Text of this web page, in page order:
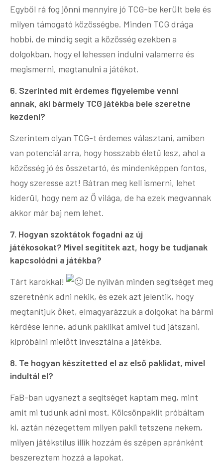
Egyből rá fog jönni mennyire jó TCG-be került bele és
milyen támogató közösségbe. Minden TCG drága
hobbi, de mindig segít a közösség ezekben a
dolgokban, hogy el lehessen indulni valamerre és
megismerni, megtanulni a játékot.
6. Szerinted mit érdemes figyelembe venni
annak, aki bármely TCG játékba bele szeretne
kezdeni?
Szerintem olyan TCG-t érdemes választani, amiben
van potenciál arra, hogy hosszabb életű lesz, ahol a
közösség jó és összetartó, és mindenképpen fontos,
hogy szeresse azt! Bátran meg kell ismerni, lehet
kiderül, hogy nem az Ő világa, de ha ezek megvannak
akkor már baj nem lehet.
7. Hogyan szoktátok fogadni az új
játékosokat? Mivel segítitek azt, hogy be tudjanak
kapcsolódni a játékba?
Tárt karokkal!
De nyilván minden segítséget meg
szeretnénk adni nekik, és ezek azt jelentik, hogy
megtanítjuk őket, elmagyarázzuk a dolgokat ha bármi
kérdése lenne, adunk paklikat amivel tud játszani,
kipróbálni mielőtt invesztálna a játékba.
8. Te hogyan készítetted el az első paklidat, mivel
indultál el?
FaB-ban ugyanezt a segítséget kaptam meg, mint
amit mi tudunk adni most. Kölcsönpaklit próbáltam
ki, aztán nézegettem milyen pakli tetszene nekem,
milyen játékstílus illik hozzám és szépen apránként
beszereztem hozzá a lapokat.